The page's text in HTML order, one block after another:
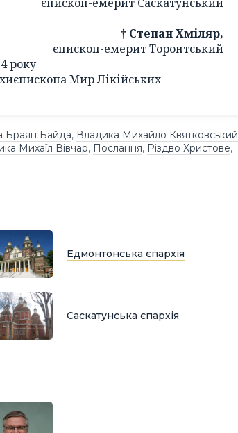
† СтепанХміляр,
єпископ-емерит Торонтський
року
Мир Лікійських
Браян Байда, Владика Михайло Квятковський
Михаїл Вівчар, Послання, Різдво Христове,
Едмонтонська єпархія
Саскатунська єпархія